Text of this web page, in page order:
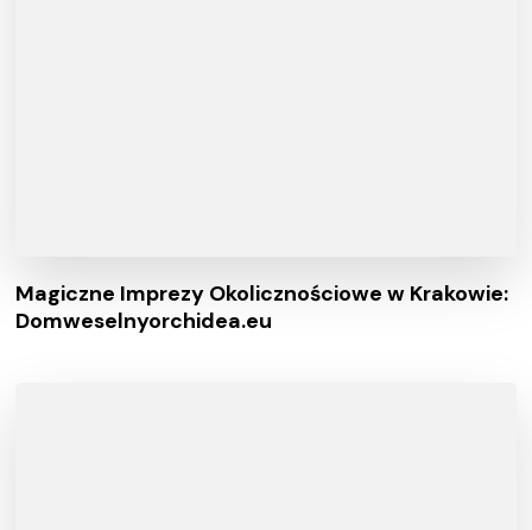
Magiczne Imprezy Okolicznościowe w Krakowie:
Domweselnyorchidea.eu